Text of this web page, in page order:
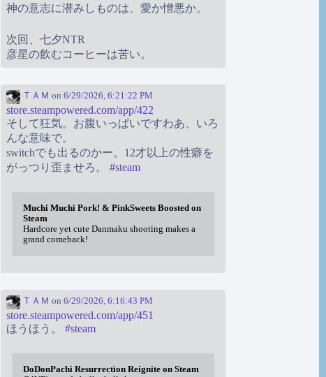
神の意志に潜みしものは、愛か憎悪か。
次回、七夕NTR
彦星の飲むコーヒーは苦い。
ＴＡＭ on6/29/2026, 6:21:22 PM
store.steampowered.com/app/422
そして狂気。お腹いっぱいですわあ、いろ
んな意味で。
switchでも出るのかー。12才以上の性癖を
がっつり歪ませろ。#steam
Muchi Muchi Pork! & PinkSweets Boosted on
Steam
Hardcore yet cute Danmaku shooting makes a
grand comeback!
ＴＡＭ on6/29/2026, 6:16:43 PM
store.steampowered.com/app/451
ほうほう。#steam
DoDonPachi Resurrection Reignite on Steam